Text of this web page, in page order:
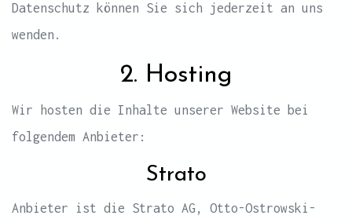
Datenschutz können Sie sich jederzeit an uns
wenden.
2. Hosting
Wir hosten die Inhalte unserer Website bei
folgendem Anbieter:
Strato
Anbieter ist die Strato AG, Otto-Ostrowski-